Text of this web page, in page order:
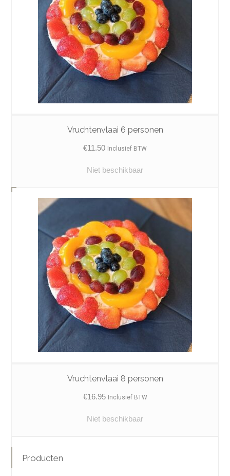
Vruchtenvlaai 6 personen
€11.50 Inclusief BTW
Niet beschikbaar
Vruchtenvlaai 8 personen
€16.95 Inclusief BTW
Niet beschikbaar
Producten